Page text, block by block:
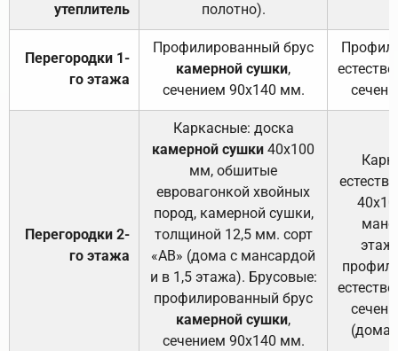
утеплитель
полотно).
Перегородки 1-
го этажа
Профилированный брус
камерной сушки,
сечением 90х140 мм.
Перегородки 2-
го этажа
Каркасные: доска
камерной сушки 40х100
мм, обшитые
евровагонкой хвойных
пород, камерной сушки,
толщиной 12,5 мм. сорт
«АВ» (дома с мансардой
и в 1,5 этажа). Брусовые:
профилированный брус
камерной сушки,
сечением 90х140 мм.
(дома